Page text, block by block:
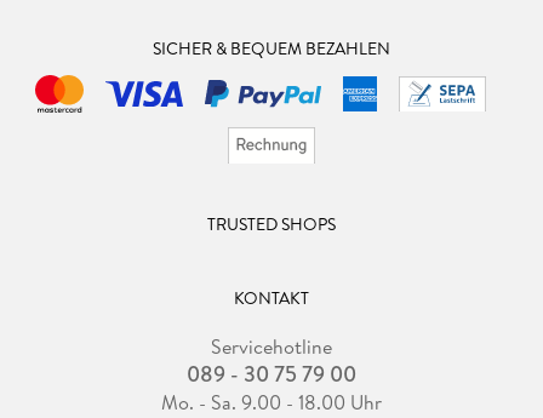
SICHER & BEQUEM BEZAHLEN
TRUSTED SHOPS
KONTAKT
Servicehotline
089 - 30 75 79 00
Mo. - Sa. 9.00 - 18.00 Uhr